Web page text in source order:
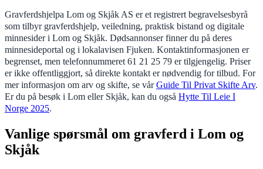
Gravferdshjelpa Lom og Skjåk AS er et registrert begravelsesbyrå
som tilbyr gravferdshjelp, veiledning, praktisk bistand og digitale
minnesider i Lom og Skjåk. Dødsannonser finner du på deres
minnesideportal og i lokalavisen Fjuken. Kontaktinformasjonen er
begrenset, men telefonnummeret 61 21 25 79 er tilgjengelig. Priser
er ikke offentliggjort, så direkte kontakt er nødvendig for tilbud. For
mer informasjon om arv og skifte, se vårGuide Til Privat Skifte Arv.
Er du på besøk i Lom eller Skjåk, kan du også Hytte Til Leie I
Norge 2025.
Vanlige spørsmål om gravferd i Lom og
Skjåk